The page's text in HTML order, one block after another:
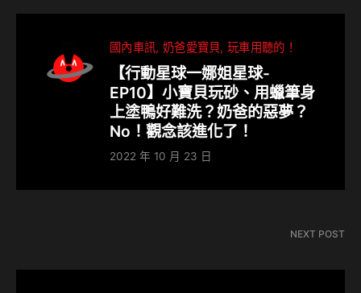
國內車訊 奶爸愛寶貝 玩車用聽的！
【行動星球⼀娜姐星球-
EP10】小寶貝玩砂、用蠟筆身
上塗鴨好難洗？奶爸的惡夢？
No！觀念該進化了！
2022 年 10 月 23 日
NEXT POST